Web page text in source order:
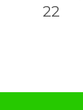
22